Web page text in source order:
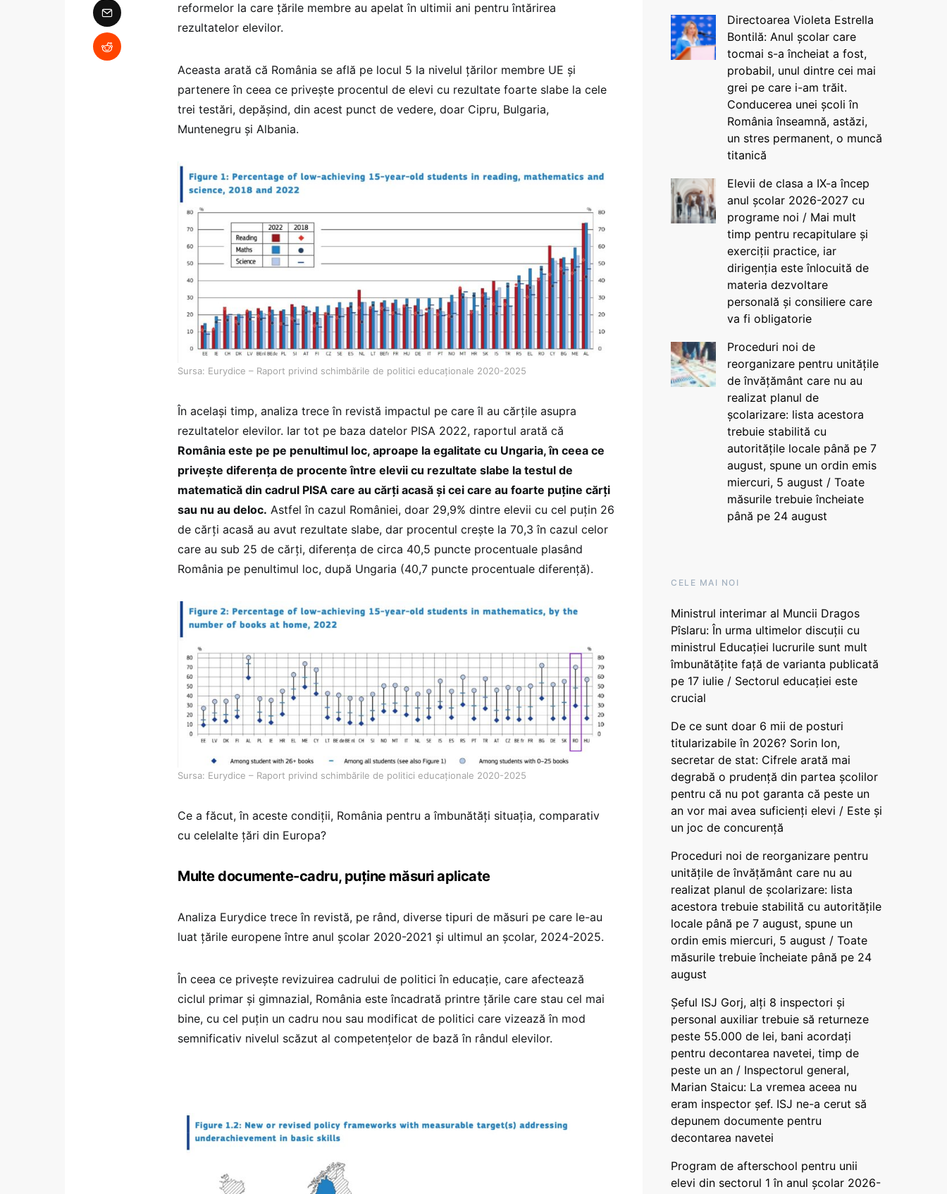
reformelor la care țările membre au apelat în ultimii ani pentru întărirea
rezultatelor elevilor.
Aceasta arată că România se află pe locul 5 la nivelul țărilor membre UE și
partenere în ceea ce privește procentul de elevi cu rezultate foarte slabe la cele
trei testări, depășind, din acest punct de vedere, doar Cipru, Bulgaria,
Muntenegru și Albania.
Sursa: Eurydice – Raport privind schimbările de politici educaționale 2020-2025
În același timp, analiza trece în revistă impactul pe care îl au cărțile asupra
rezultatelor elevilor. Iar tot pe baza datelor PISA 2022, raportul arată că
România este pe pe penultimul loc, aproape la egalitate cu Ungaria, în ceea ce
privește diferența de procente între elevii cu rezultate slabe la testul de
matematică din cadrul PISA care au cărți acasă și cei care au foarte puține cărți
sau nu au deloc. Astfel în cazul României, doar 29,9% dintre elevii cu cel puțin 26
de cărți acasă au avut rezultate slabe, dar procentul crește la 70,3 în cazul celor
care au sub 25 de cărți, diferența de circa 40,5 puncte procentuale plasând
România pe penultimul loc, după Ungaria (40,7 puncte procentuale diferență).
Sursa: Eurydice – Raport privind schimbările de politici educaționale 2020-2025
Ce a făcut, în aceste condiții, România pentru a îmbunătăți situația, comparativ
cu celelalte țări din Europa?
Multe documente-cadru, puține măsuri aplicate
Analiza Eurydice trece în revistă, pe rând, diverse tipuri de măsuri pe care le-au
luat țările europene între anul școlar 2020-2021 și ultimul an școlar, 2024-2025.
În ceea ce privește revizuirea cadrului de politici în educație, care afectează
ciclul primar și gimnazial, România este încadrată printre țările care stau cel mai
bine, cu cel puțin un cadru nou sau modificat de politici care vizează în mod
semnificativ nivelul scăzut al competențelor de bază în rândul elevilor.
Directoarea Violeta Estrella
Bontilă: Anul școlar care
tocmai s-a încheiat a fost,
probabil, unul dintre cei mai
grei pe care i-am trăit.
Conducerea unei școli în
România înseamnă, astăzi,
un stres permanent, o muncă
titanică
Elevii de clasa a IX-a încep
anul școlar 2026-2027 cu
programe noi / Mai mult
timp pentru recapitulare și
exerciții practice, iar
dirigenția este înlocuită de
materia dezvoltare
personală și consiliere care
va fi obligatorie
Proceduri noi de
reorganizare pentru unitățile
de învățământ care nu au
realizat planul de
școlarizare: lista acestora
trebuie stabilită cu
autoritățile locale până pe 7
august, spune un ordin emis
miercuri, 5 august / Toate
măsurile trebuie încheiate
până pe 24 august
CELE MAI NOI
Ministrul interimar al Muncii Dragos
Pîslaru: În urma ultimelor discuții cu
ministrul Educației lucrurile sunt mult
îmbunătățite față de varianta publicată
pe 17 iulie / Sectorul educației este
crucial
De ce sunt doar 6 mii de posturi
titularizabile în 2026? Sorin Ion,
secretar de stat: Cifrele arată mai
degrabă o prudență din partea școlilor
pentru că nu pot garanta că peste un
an vor mai avea suficienți elevi / Este și
un joc de concurență
Proceduri noi de reorganizare pentru
unitățile de învățământ care nu au
realizat planul de școlarizare: lista
acestora trebuie stabilită cu autoritățile
locale până pe 7 august, spune un
ordin emis miercuri, 5 august / Toate
măsurile trebuie încheiate până pe 24
august
Șeful ISJ Gorj, alți 8 inspectori și
personal auxiliar trebuie să returneze
peste 55.000 de lei, bani acordați
pentru decontarea navetei, timp de
peste un an / Inspectorul general,
Marian Staicu: La vremea aceea nu
eram inspector șef. ISJ ne-a cerut să
depunem documente pentru
decontarea navetei
Program de afterschool pentru unii
elevi din sectorul 1 în anul școlar 2026-